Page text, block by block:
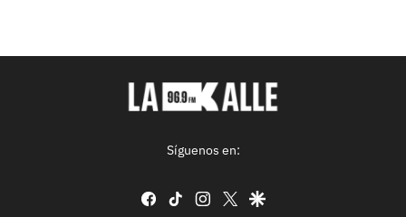
Síguenos en:
facebook
tiktok instagram
twittergoogle